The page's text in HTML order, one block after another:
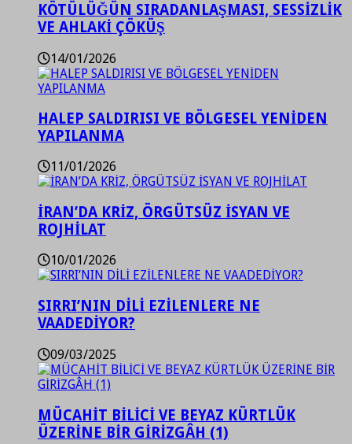
KÖTÜLÜĞÜN SIRADANLAŞMASI, SESSİZLİK
VE AHLAKİ ÇÖKÜŞ
14/01/2026
HALEP SALDIRISI VE BÖLGESEL YENİDEN
YAPILANMA
11/01/2026
İRAN’DA KRİZ, ÖRGÜTSÜZ İSYAN VE
ROJHİLAT
10/01/2026
SIRRI’NIN DİLİ EZİLENLERE NE
VAADEDİYOR?
09/03/2025
MÜCAHİT BİLİCİ VE BEYAZ KÜRTLÜK
ÜZERİNE BİR GİRİZGÂH (1)